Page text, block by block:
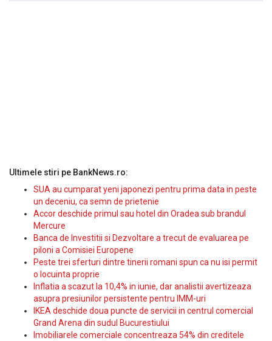
Ultimele stiri pe BankNews.ro:
SUA au cumparat yeni japonezi pentru prima data in peste
un deceniu, ca semn de prietenie
Accor deschide primul sau hotel din Oradea sub brandul
Mercure
Banca de Investitii si Dezvoltare a trecut de evaluarea pe
piloni a Comisiei Europene
Peste trei sferturi dintre tinerii romani spun ca nu isi permit
o locuinta proprie
Inflatia a scazut la 10,4% in iunie, dar analistii avertizeaza
asupra presiunilor persistente pentru IMM-uri
IKEA deschide doua puncte de servicii in centrul comercial
Grand Arena din sudul Bucurestiului
Imobiliarele comerciale concentreaza 54% din creditele